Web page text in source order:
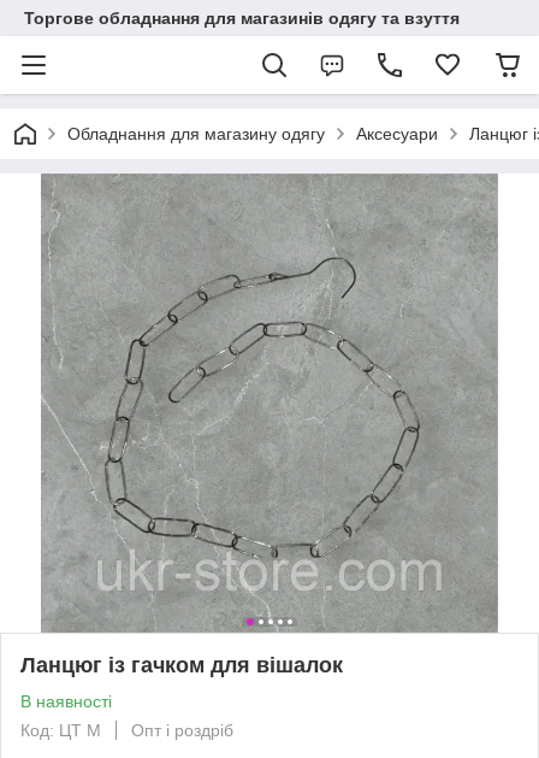
Торгове обладнання для магазинів одягу та взуття
Обладнання для магазину одягу Аксесуари Ланцюг
Ланцюг із гачком для вішалок
В наявності
Код: ЦТ М
Опт і роздріб